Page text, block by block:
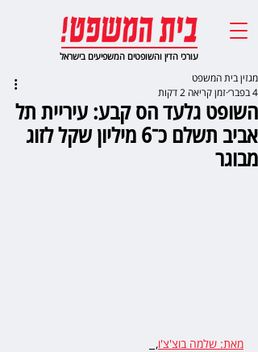
עורכי הדין והשופטים המשפיעים בישראל
השופט גלעד הס קבע: עיריית תל
אביב תשלם כ־6 מיליון שקל לזוג
מבוגר
מגזין בית המשפט
4 בפבר׳
זמן קריאה 2 דקות
מאת: שלמה בוצ'צ'ו,